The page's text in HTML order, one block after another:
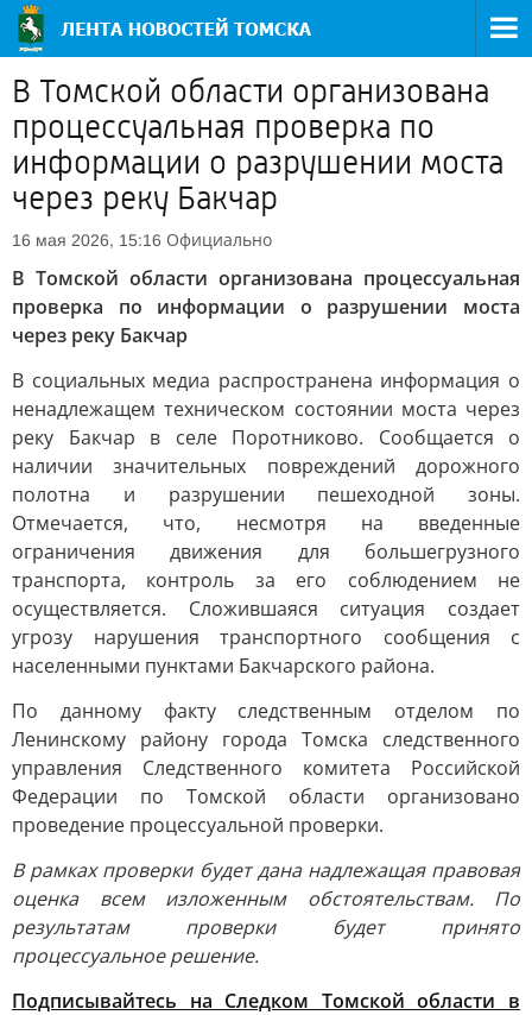
В Томской области организована
процессуальная проверка по
информации о разрушении моста
через реку Бакчар
16 мая 2026, 15:16 Официально
В Томской области организована процессуальная
проверка по информации о разрушении моста
через реку Бакчар
В социальных медиа распространена информация о
ненадлежащем техническом состоянии моста через
реку Бакчар в селе Поротниково. Сообщается о
наличии значительных повреждений дорожного
полотна и разрушении пешеходной зоны.
Отмечается, что, несмотря на введенные
ограничения движения для большегрузного
транспорта, контроль за его соблюдением не
осуществляется. Сложившаяся ситуация создает
угрозу нарушения транспортного сообщения с
населенными пунктами Бакчарского района.
По данному факту следственным отделом по
Ленинскому району города Томска следственного
управления Следственного комитета Российской
Федерации по Томской области организовано
проведение процессуальной проверки.
В рамках проверки будет дана надлежащая правовая
оценка всем изложенным обстоятельствам. По
результатам проверки будет принято
процессуальное решение.
Подписывайтесь на Следком Томской области в